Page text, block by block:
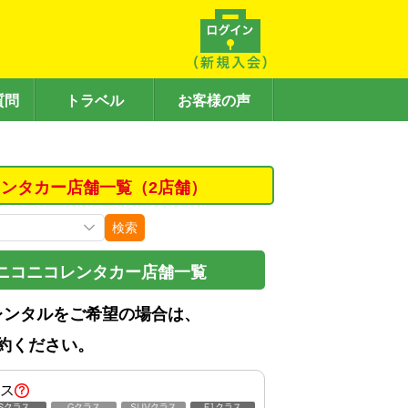
問 トラベル お客様の声
タカー店舗一覧（2店舗）
検索
コニコレンタカー店舗一覧
タルをご希望の場合は、
ください。